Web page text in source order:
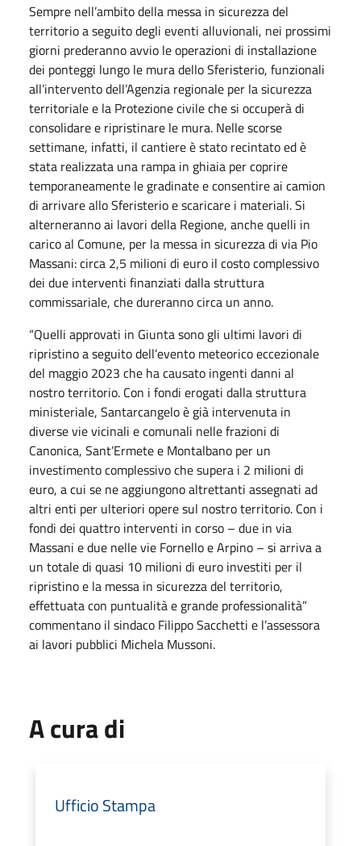
Sempre nell’ambito della messa in sicurezza del
territorio a seguito degli eventi alluvionali, nei prossimi
giorni prederanno avvio le operazioni di installazione
dei ponteggi lungo le mura dello Sferisterio, funzionali
all’intervento dell’Agenzia regionale per la sicurezza
territoriale e la Protezione civile che si occuperà di
consolidare e ripristinare le mura. Nelle scorse
settimane, infatti, il cantiere è stato recintato ed è
stata realizzata una rampa in ghiaia per coprire
temporaneamente le gradinate e consentire ai camion
di arrivare allo Sferisterio e scaricare i materiali. Si
alterneranno ai lavori della Regione, anche quelli in
carico al Comune, per la messa in sicurezza di via Pio
Massani: circa 2,5 milioni di euro il costo complessivo
dei due interventi finanziati dalla struttura
commissariale, che dureranno circa un anno.
“Quelli approvati in Giunta sono gli ultimi lavori di
ripristino a seguito dell’evento meteorico eccezionale
del maggio 2023 che ha causato ingenti danni al
nostro territorio. Con i fondi erogati dalla struttura
ministeriale, Santarcangelo è già intervenuta in
diverse vie vicinali e comunali nelle frazioni di
Canonica, Sant’Ermete e Montalbano per un
investimento complessivo che supera i 2 milioni di
euro, a cui se ne aggiungono altrettanti assegnati ad
altri enti per ulteriori opere sul nostro territorio. Con i
fondi dei quattro interventi in corso – due in via
Massani e due nelle vie Fornello e Arpino – si arriva a
un totale di quasi 10 milioni di euro investiti per il
ripristino e la messa in sicurezza del territorio,
effettuata con puntualità e grande professionalità”
commentano il sindaco Filippo Sacchetti e l’assessora
ai lavori pubblici Michela Mussoni.
A cura di
Ufficio Stampa